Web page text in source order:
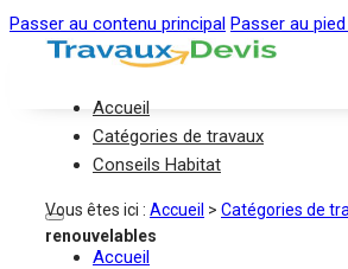
Passer au contenu principal Passer au
Accueil
Catégories de travaux
Conseils Habitat
Accueil
Vous êtes ici : Accueil > Catégories de
renouvelables